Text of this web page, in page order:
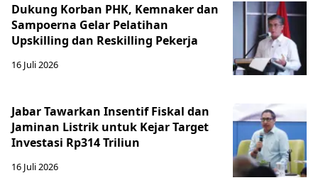
Dukung Korban PHK, Kemnaker dan
Sampoerna Gelar Pelatihan
Upskilling dan Reskilling Pekerja
16 Juli 2026
Jabar Tawarkan Insentif Fiskal dan
Jaminan Listrik untuk Kejar Target
Investasi Rp314 Triliun
16 Juli 2026